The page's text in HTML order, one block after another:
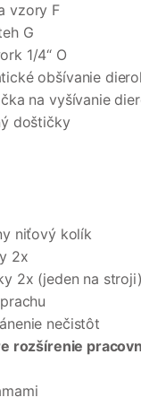
vzory F
G
1/4“ O
obšívanie
na vyšívanie
doštičky
niťový kolík
2x
2x (jeden na stroji)
nečistôt
rozšírenie